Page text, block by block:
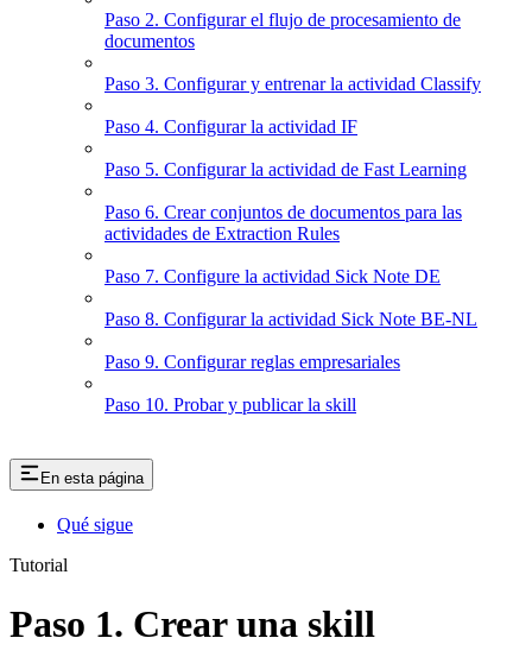
Paso 2. Configurar el flujo de procesamiento de
documentos
Paso 3. Configurar y entrenar la actividad Classify
Paso 4. Configurar la actividad IF
Paso 5. Configurar la actividad de Fast Learning
Paso 6. Crear conjuntos de documentos para las
actividades de Extraction Rules
Paso 7. Configure la actividad Sick Note DE
Paso 8. Configurar la actividad Sick Note BE-NL
Paso 9. Configurar reglas empresariales
Paso 10. Probar y publicar la skill
En esta página
Qué sigue
Tutorial
Paso 1. Crear una skill